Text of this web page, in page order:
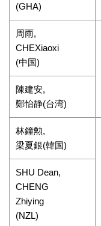
(GHA)
周雨,
CHEXiaoxi
(中国)
陳建安,
鄭怡静(台湾)
林鐘勲,
梁夏銀(韓国)
SHU Dean,
CHENG
Zhiying
(NZL)